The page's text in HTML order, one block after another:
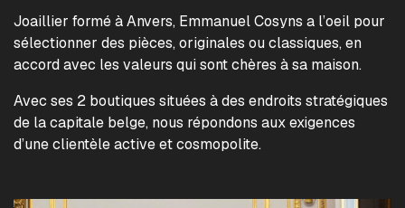
Joaillier formé à Anvers, Emmanuel Cosyns a l’oeil pour
sélectionner des pièces, originales ou classiques, en
accord avec les valeurs qui sont chères à sa maison.
Avec ses 2 boutiques situées à des endroits stratégiques
de la capitale belge, nous répondons aux exigences
d’une clientèle active et cosmopolite.